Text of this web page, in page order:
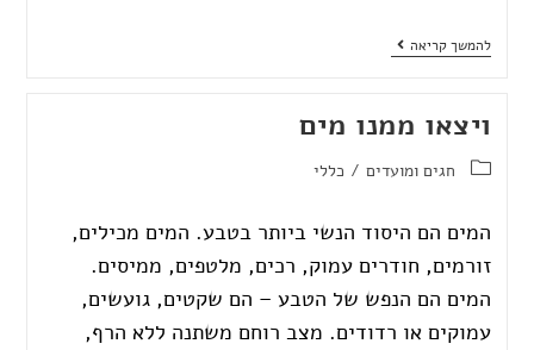
להמשך קריאה
ויצאו ממנו מים
חגים ומועדים / כללי
המים הם היסוד הנשי ביותר בטבע. המים מכילים,
זורמים, חודרים עמוק, רכים, מלטפים, ממיסים.
המים הם הנפש של הטבע – הם שקטים, גועשים,
עמוקים או רדודים. מצב רוחם משתנה ללא הרף,